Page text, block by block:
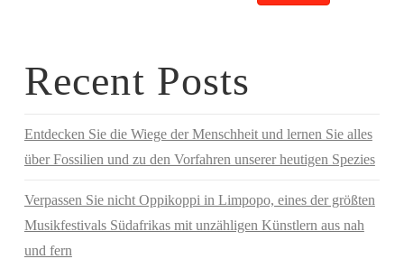
Recent Posts
Entdecken Sie die Wiege der Menschheit und lernen Sie alles
über Fossilien und zu den Vorfahren unserer heutigen Spezies
Verpassen Sie nicht Oppikoppi in Limpopo, eines der größten
Musikfestivals Südafrikas mit unzähligen Künstlern aus nah
und fern